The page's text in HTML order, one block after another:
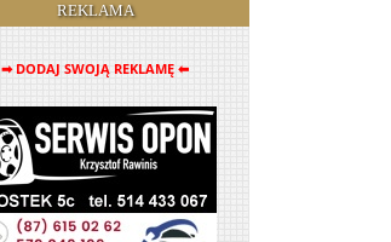
REKLAMA
➡ DODAJ SWOJĄ REKLAMĘ ⬅